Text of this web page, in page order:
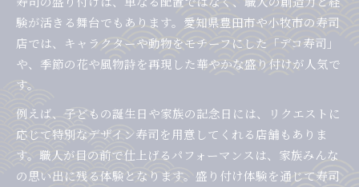
験が活きる舞台でもあります。愛知県豊田市や小牧市の寿司
店では、キャラクターや動物をモチーフにした「デコ寿司」
や、季節の花や風物詩を再現した華やかな盛り付けが人気で
す。
例えば、子どもの誕生日や家族の記念日には、リクエストに
応じて特別なデザイン寿司を用意してくれる店舗もありま
す。職人が目の前で仕上げるパフォーマンスは、家族みんな
の思い出に残る体験となります。盛り付け体験を通じて寿司